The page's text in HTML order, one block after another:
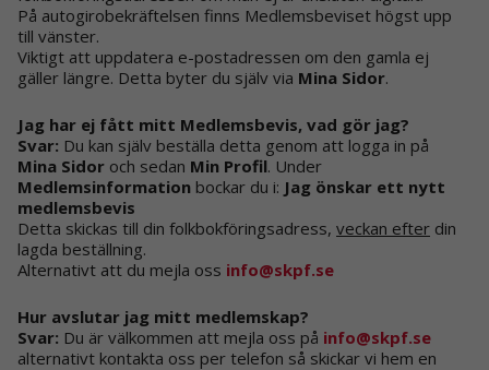
På autogirobekräftelsen finns Medlemsbeviset högst upp
till vänster.
Viktigt att uppdatera e-postadressen om den gamla ej
gäller längre. Detta byter du själv via Mina Sidor.
Jag har ej fått mitt Medlemsbevis, vad gör jag?
Svar: Du kan själv beställa detta genom att logga in på
Mina Sidor och sedan Min Profil. Under
Medlemsinformation bockar du i: Jag önskar ett nytt
medlemsbevis
Detta skickas till din folkbokföringsadress, veckan efter din
lagda beställning.
Alternativt att du mejla oss info@skpf.se
Hur avslutar jag mitt medlemskap?
Svar: Du är välkommen att mejla oss på info@skpf.se
alternativt kontakta oss per telefon så skickar vi hem en